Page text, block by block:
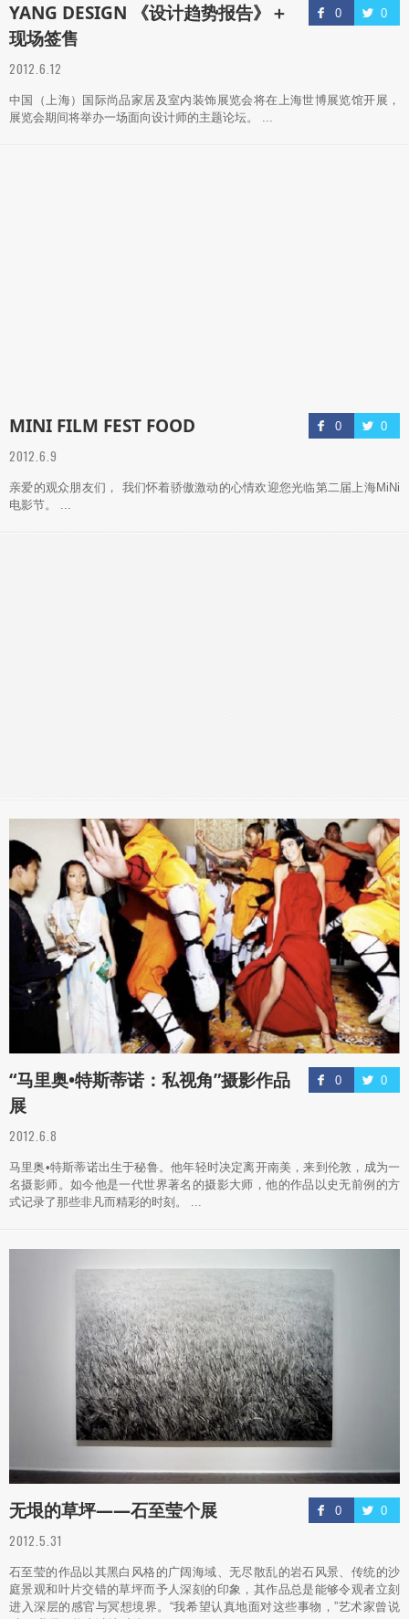
0 0
YANG DESIGN 《设计趋势报告》＋
现场签售
2012.6.12
中国（上海）国际尚品家居及室内装饰展览会将在上海世博展览馆开展，
展览会期间将举办一场面向设计师的主题论坛。 ...
0 0
MINI FILM FEST FOOD
2012.6.9
亲爱的观众朋友们， 我们怀着骄傲激动的心情欢迎您光临第二届上海MiNi
电影节。 ...
0 0
“马里奥•特斯蒂诺：私视角”摄影作品
展
2012.6.8
马里奥•特斯蒂诺出生于秘鲁。他年轻时决定离开南美，来到伦敦，成为一
名摄影师。如今他是一代世界著名的摄影大师，他的作品以史无前例的方
式记录了那些非凡而精彩的时刻。 ...
0 0
无垠的草坪——石至莹个展
2012.5.31
石至莹的作品以其黑白风格的广阔海域、无尽散乱的岩石风景、传统的沙
庭景观和叶片交错的草坪而予人深刻的印象，其作品总是能够令观者立刻
进入深层的感官与冥想境界。“我希望认真地面对这些事物，”艺术家曾说